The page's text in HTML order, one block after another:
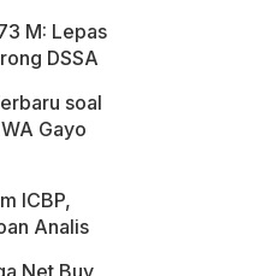
M: Lepas
DSSA
soal
Gayo
ICBP,
Analis
Net Buy